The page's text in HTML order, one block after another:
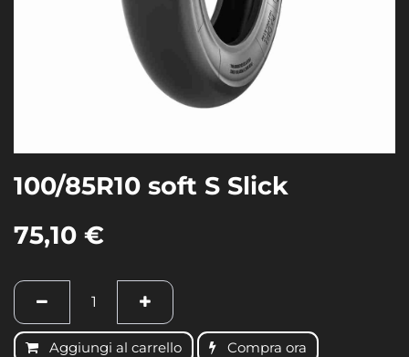
100/85R10 soft S Slick
75,10 €
Aggiungi al carrello Compra ora